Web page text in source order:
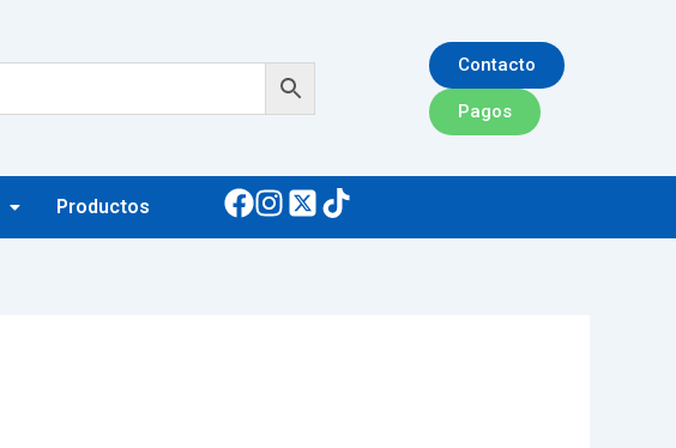
Contacto
Pagos
Productos